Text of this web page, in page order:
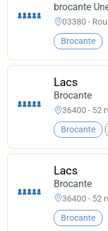
brocante
03380 -
Brocante
Lacs
Brocante
36400 - 52
Brocante
Lacs
Brocante
36400 - 52
Brocante